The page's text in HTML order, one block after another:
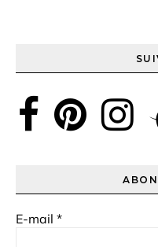
E-mail *